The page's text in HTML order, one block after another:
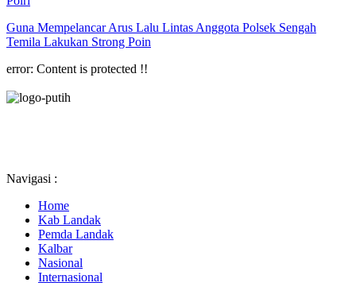
Guna Mempelancar Arus Lalu Lintas Anggota Polsek Sengah
Temila Lakukan Strong Poin
error: Content is protected !!
Navigasi :
Home
Kab Landak
Pemda Landak
Kalbar
Nasional
Internasional